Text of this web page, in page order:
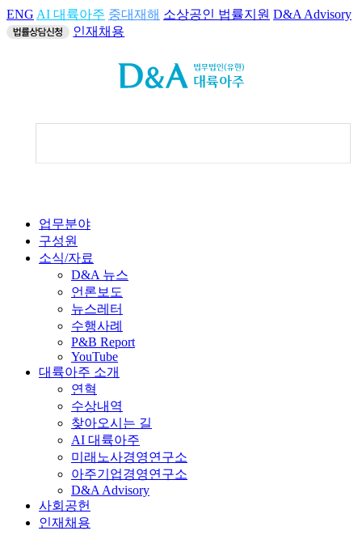
ENG AI 대륙아주 중대재해 소상공인 법률지원 D&A Advisory
인재채용
업무분야
구성원
소식/자료
D&A 뉴스
언론보도
뉴스레터
수행사례
P&B Report
YouTube
대륙아주 소개
연혁
수상내역
찾아오시는 길
AI 대륙아주
미래노사경영연구소
아주기업경영연구소
D&A Advisory
사회공헌
인재채용